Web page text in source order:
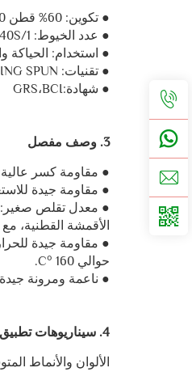
● تكوين: 60% قطن 40% بوليستر
● عدد الخيوط: 40S/1
● استخدام: الحياكة
● تقنيات: RING SPUN
● شهادة:GRS،BCI
3. وصف مفصل
● مقاومة كسر عالية: عادة
● مقاومة جيدة
الأقمشة القطنية،
حوالي 160 °C.
● ناعمة ومرونة
4. سيناريوهات تطبيق المنتج
الألوان والأنماط